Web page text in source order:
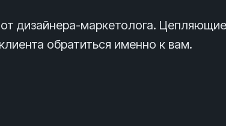
дизайнера-маркетолога. Цепляющие
обратиться именно к вам.